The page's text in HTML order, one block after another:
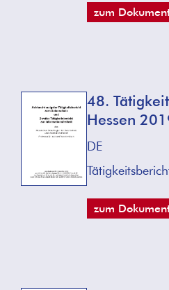
zum
48.
Hessen
DE
zum